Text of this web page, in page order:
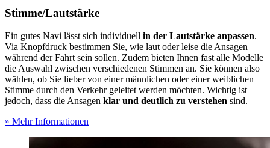
Stimme/Lautstärke
Ein gutes Navi lässt sich individuell in der Lautstärke anpassen.
Via Knopfdruck bestimmen Sie, wie laut oder leise die Ansagen
während der Fahrt sein sollen. Zudem bieten Ihnen fast alle Modelle
die Auswahl zwischen verschiedenen Stimmen an. Sie können also
wählen, ob Sie lieber von einer männlichen oder einer weiblichen
Stimme durch den Verkehr geleitet werden möchten. Wichtig ist
jedoch, dass die Ansagen klar und deutlich zu verstehen sind.
» Mehr Informationen